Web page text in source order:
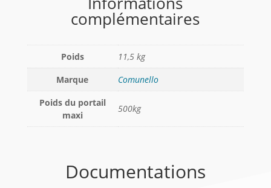
complémentaires
Poids
11,5 kg
Marque
Comunello
Poids du portail
maxi
500kg
Documentations